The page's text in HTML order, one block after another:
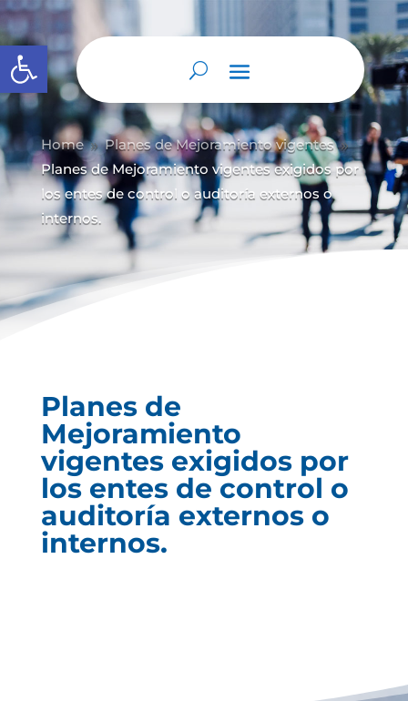
Abrir barra de herramientas
Home 9 Planes de Mejoramiento vigentes 9
Planes de Mejoramiento vigentes exigidos por
los entes de control o auditoría externos o
internos.
Planes de
Mejoramiento
vigentes exigidos por
los entes de control o
auditoría externos o
internos.